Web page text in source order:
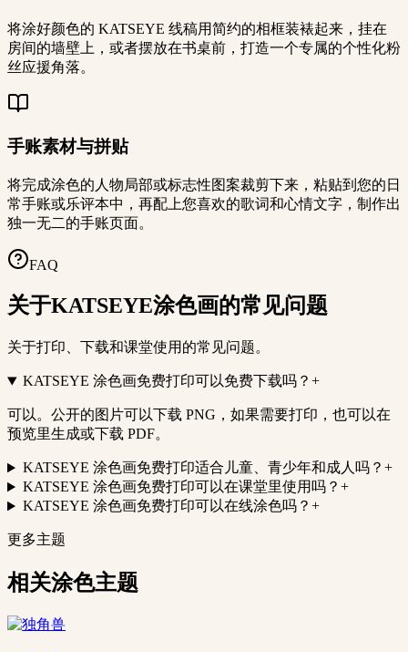
将涂好颜色的 KATSEYE 线稿用简约的相框装裱起来，挂在
房间的墙壁上，或者摆放在书桌前，打造一个专属的个性化粉
丝应援角落。
手账素材与拼贴
将完成涂色的人物局部或标志性图案裁剪下来，粘贴到您的日
常手账或乐评本中，再配上您喜欢的歌词和心情文字，制作出
独一无二的手账页面。
FAQ
关于KATSEYE涂色画的常见问题
关于打印、下载和课堂使用的常见问题。
KATSEYE 涂色画免费打印可以免费下载吗？ +
可以。公开的图片可以下载 PNG，如果需要打印，也可以在
预览里生成或下载 PDF。
KATSEYE 涂色画免费打印适合儿童、青少年和成人吗？ +
KATSEYE 涂色画免费打印可以在课堂里使用吗？ +
KATSEYE 涂色画免费打印可以在线涂色吗？ +
更多主题
相关涂色主题